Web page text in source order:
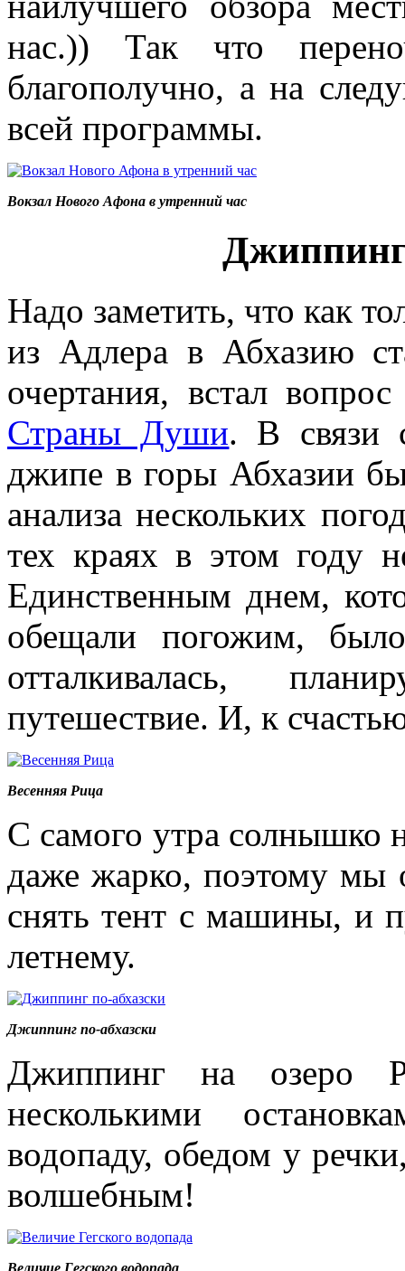
нас.)) Так что
благополучно, а на
всей программы.
Вокзал Нового Афона в утренний час
Надо заметить, что как
из Адлера в Абхазию
очертания, встал
Страны Души. В связи
джипе в горы Абхазии
анализа нескольких
тех краях в этом году
Единственным днем,
обещали погожим,
отталкивалась,
путешествие. И, к
Весенняя Рица
С самого утра солнышко
даже жарко, поэтому мы
снять тент с машины, и
летнему.
Джиппинг по-абхазски
Джиппинг на озеро
несколькими
водопаду, обедом у
волшебным!
Величие Гегского водопада